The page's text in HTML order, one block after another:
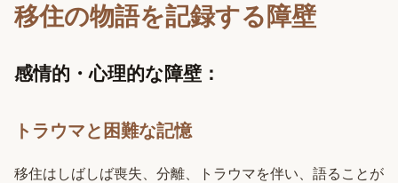
移住の物語を記録する障壁
感情的・心理的な障壁：
トラウマと困難な記憶
移住はしばしば喪失、分離、トラウマを伴い、語ることが